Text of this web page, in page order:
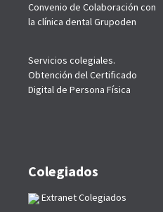
Convenio de Colaboración con
la clínica dental Grupoden
Servicios colegiales.
Obtención del Certificado
Digital de Persona Física
Colegiados
Extranet Colegiados